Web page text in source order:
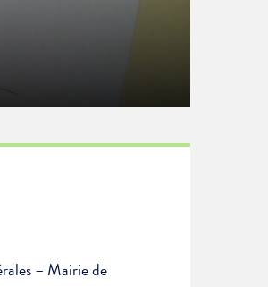
– Mairie de